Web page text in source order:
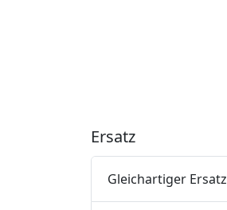
Ersatz
Gleichartiger Ersatz